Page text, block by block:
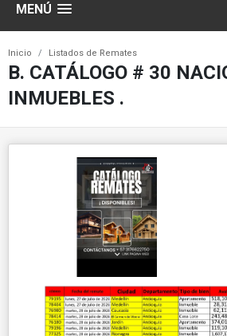
MENÚ
Inicio Listados de Remates
B. CATÁLOGO # 30
INMUEBLES .